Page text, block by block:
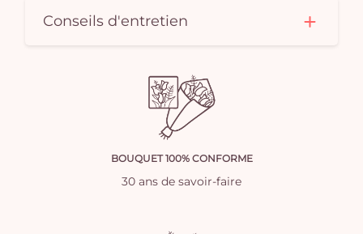
Conseils d'entretien
BOUQUET 100% CONFORME
30 ans de savoir-faire